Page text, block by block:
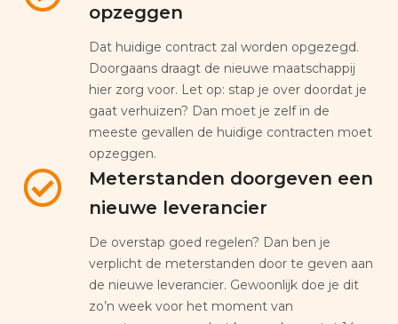
opzeggen
Dat huidige contract zal worden opgezegd.
Doorgaans draagt de nieuwe maatschappij
hier zorg voor. Let op: stap je over doordat je
gaat verhuizen? Dan moet je zelf in de
meeste gevallen de huidige contracten moet
opzeggen.
Meterstanden doorgeven een
nieuwe leverancier
De overstap goed regelen? Dan ben je
verplicht de meterstanden door te geven aan
de nieuwe leverancier. Gewoonlijk doe je dit
zo’n week voor het moment van